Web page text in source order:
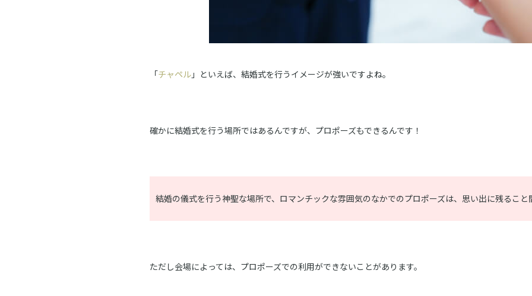
「チャペル 」といえば、結婚式を行うイメージが強いですよね。
確かに結婚式を行う場所ではあるんですが、プロポーズもできるんです！
結婚の儀式を行う神聖な場所で、ロマンチックな雰囲気のなかでのプロポーズは、思い出に残るこ
ただし会場によっては、プロポーズでの利用ができないことがあります。